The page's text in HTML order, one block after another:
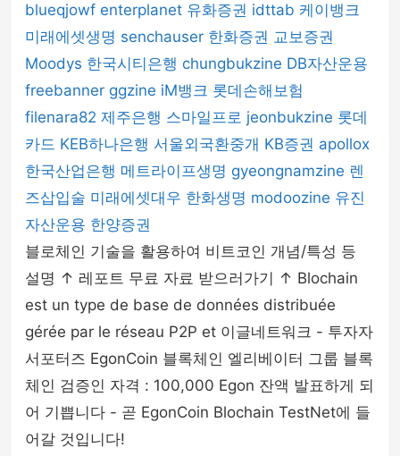
blueqjowf enterplanet 유화증권 idttab 케이뱅크
미래에셋생명 senchauser 한화증권 교보증권
Moodys 한국시티은행 chungbukzine DB자산운용
freebanner ggzine iM뱅크 롯데손해보험
filenara82 제주은행 스마일프로 jeonbukzine 롯데
카드 KEB하나은행 서울외국환중개 KB증권 apollox
한국산업은행 메트라이프생명 gyeongnamzine 렌
즈삽입술 미래에셋대우 한화생명 modoozine 유진
자산운용 한양증권
블로체인 기술을 활용하여 비트코인 개념/특성 등
설명 ↑ 레포트 무료 자료 받으러가기 ↑ Blochain
est un type de base de données distribuée
gérée par le réseau P2P et 이글네트워크 - 투자자
서포터즈 EgonCoin 블록체인 엘리베이터 그룹 블록
체인 검증인 자격 : 100,000 Egon 잔액 발표하게 되
어 기쁩니다 - 곧 EgonCoin Blochain TestNet에 들
어갈 것입니다!